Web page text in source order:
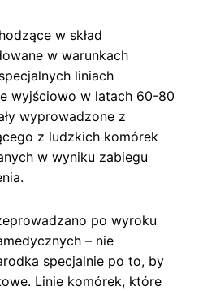
w skład
w warunkach
liniach
wyjściowo w latach 60-80
wyprowadzone z
z ludzkich komórek
w wyniku zabiegu
po wyroku
– nie
specjalnie po to, by
Linie komórek, które